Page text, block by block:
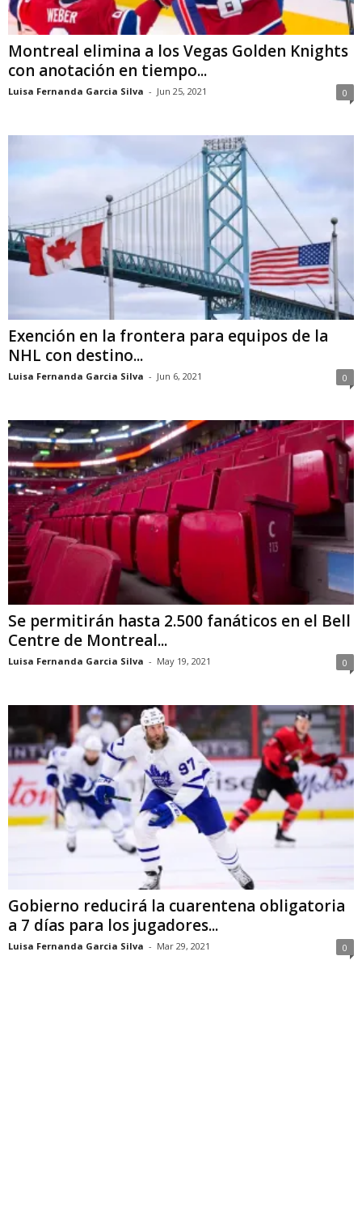
Montreal elimina a los Vegas Golden Knights
con anotación en tiempo...
Luisa Fernanda Garcia Silva - Jun 25, 2021 0
Exención en la frontera para equipos de la
NHL con destino...
Luisa Fernanda Garcia Silva - Jun 6, 2021 0
Se permitirán hasta 2.500 fanáticos en el Bell
Centre de Montreal...
Luisa Fernanda Garcia Silva - May 19, 2021 0
Gobierno reducirá la cuarentena obligatoria
a 7 días para los jugadores...
Luisa Fernanda Garcia Silva - Mar 29, 2021 0